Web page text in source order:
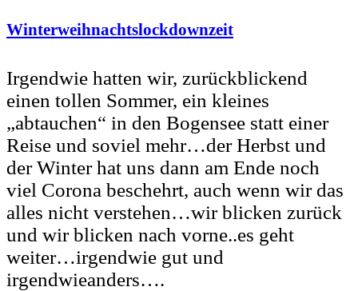
Winterweihnachtslockdownzeit
Irgendwie hatten wir, zurückblickend
einen tollen Sommer, ein kleines
„abtauchen“ in den Bogensee statt einer
Reise und soviel mehr…der Herbst und
der Winter hat uns dann am Ende noch
viel Corona beschehrt, auch wenn wir das
alles nicht verstehen…wir blicken zurück
und wir blicken nach vorne..es geht
weiter…irgendwie gut und
irgendwieanders….